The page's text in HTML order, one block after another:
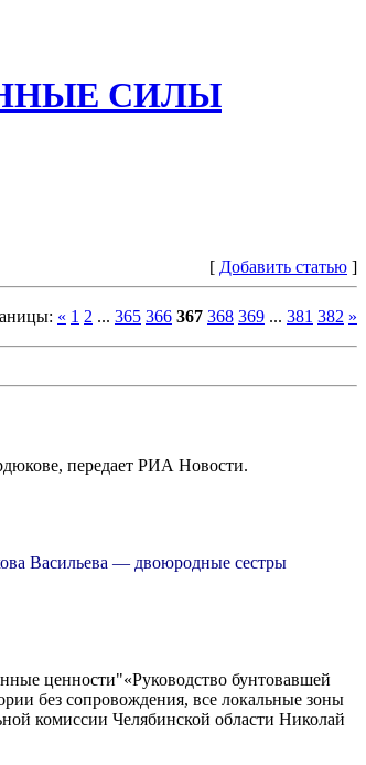
СИЛЫ
[ Добавить статью ]
: « 1 2 ... 365 366 367 368 369 ... 381 382 »
передает РИА Новости.
Васильева — двоюродные сестры
ценности"«Руководство бунтовавшей
без сопровождения, все локальные зоны
комиссии Челябинской области Николай